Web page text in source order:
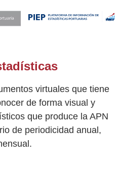
virtuales que tiene
de forma visual y
que produce la APN
de periodicidad anual,